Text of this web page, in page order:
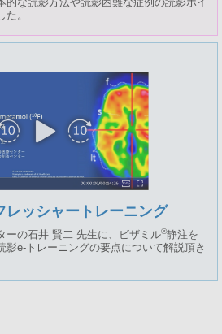
。
レッシャートレーニング
ーの石井 賢二 先生に、ビザミル®静注を
影e-トレーニングの要点について解説頂き